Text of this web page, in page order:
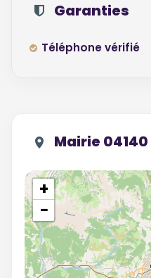
Garanties
Téléphone vérifié
Mairie
+
−